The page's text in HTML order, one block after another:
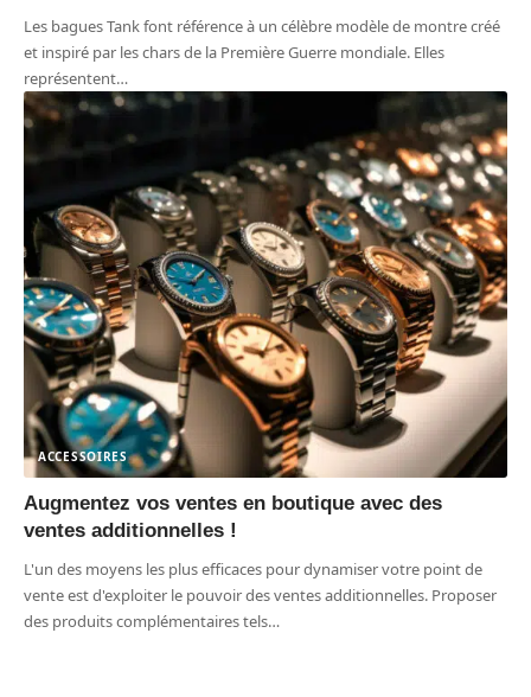
Les bagues Tank font référence à un célèbre modèle de montre créé
et inspiré par les chars de la Première Guerre mondiale. Elles
représentent…
ACCESSOIRES
Augmentez vos ventes en boutique avec des
ventes additionnelles !
L'un des moyens les plus efficaces pour dynamiser votre point de
vente est d'exploiter le pouvoir des ventes additionnelles. Proposer
des produits complémentaires tels…